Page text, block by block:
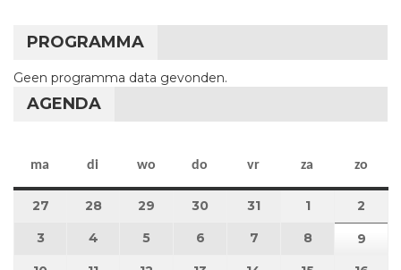
PROGRAMMA
Geen programma data gevonden.
AGENDA
ma maandag
di dinsdag
wo woensdag
do donderdag
vr vrijdag
za zaterdag
zo
27 27 juli 2026
28 28 juli 2026
29 29 juli 2026
30 30 juli 2026
31 31 juli 2026
11 augustus
2
3 3 augustus 2026
4 4 augustus 2026
5 5 augustus 2026
6 6 augustus 2026
7 7 augustus 2026
8 8 augustus
9